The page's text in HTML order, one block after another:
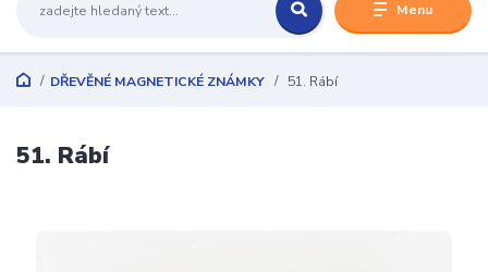
Menu
DŘEVĚNÉ MAGNETICKÉ ZNÁMKY 51. Rábí
51. Rábí